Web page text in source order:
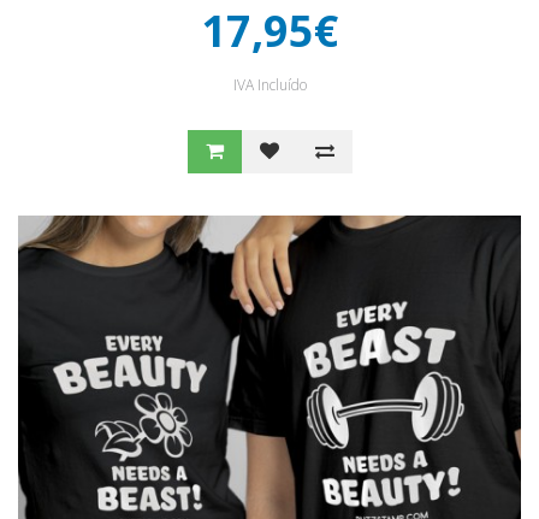
17,95€
IVA Incluído